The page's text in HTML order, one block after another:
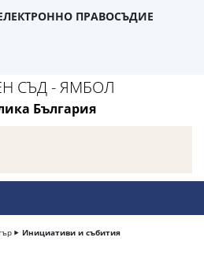
ПРАВОСЪДИЕ
СЪД - ЯМБОЛ
България
Инициативи и събития